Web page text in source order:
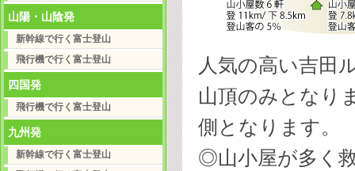
山陽・山陰発
新幹線で行く富士登山
飛行機で行く富士登山
四国発
飛行機で行く富士登山
九州発
新幹線で行く富士登山
人気の高い吉田
山頂のみとなり
側となります。
◎山小屋が多く